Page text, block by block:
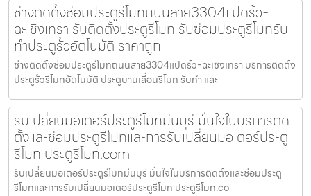
ช่างติดตั้งซ่อมประตูรีโมทถนนสาย3304แปดริ้ว-
ฉะเชิงเทรา รับติดตั้งประตูรีโมท รับซ่อมประตูรีโมทรับ
ทำประตูรั้วอัตโนมัติ ราคาถูก
ช่างติดตั้งซ่อมประตูรีโมทถนนสาย3304แปดริ้ว-ฉะเชิงเทรา บริการติดตั้ง
ประตูรั้วรีโมทอัตโนมัติ ประตูบานเลื่อนรีโมท รับทำ และ
รับเปลี่ยนมอเตอร์ประตูรีโมทมีนบุรี มั่นใจในบริการติด
ตั้งและซ่อมประตูรีโมทและการรับเปลี่ยนมอเตอร์ประตู
รีโมท ประตูรีโมท.com
รับเปลี่ยนมอเตอร์ประตูรีโมทมีนบุรี มั่นใจในบริการติดตั้งและซ่อมประตู
รีโมทและการรับเปลี่ยนมอเตอร์ประตูรีโมท ประตูรีโมท.co